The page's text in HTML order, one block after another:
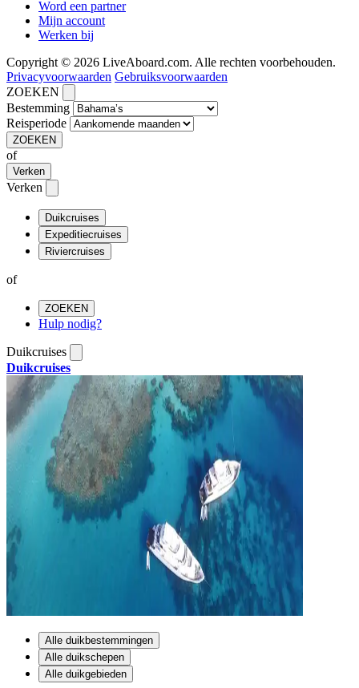
Word een partner
Mijn account
Werken bij
Copyright © 2026 LiveAboard.com. Alle rechten voorbehouden.
Privacyvoorwaarden Gebruiksvoorwaarden
ZOEKEN
Bestemming
Reisperiode
ZOEKEN
of
Verken
Verken
Duikcruises
Expeditiecruises
Riviercruises
of
ZOEKEN
Hulp nodig?
Duikcruises
Duikcruises
Alle duikbestemmingen
Alle duikschepen
Alle duikgebieden